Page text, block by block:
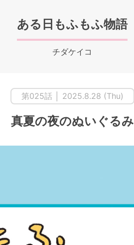
ある日もふもふ物語
チダケイコ
第025話 │ 2025.8.28 (Thu)
真夏の夜のぬいぐるみ